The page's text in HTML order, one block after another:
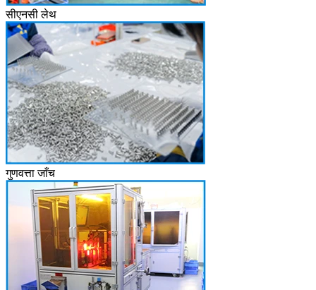
सीएनसी लेथ
गुणवत्ता जाँच